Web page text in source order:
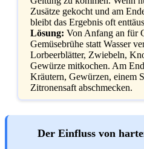
Zusätze gekocht und am
bleibt das Ergebnis oft
Lösung: Von Anfang an für
Gemüsebrühe statt Wasser
Lorbeerblätter, Zwiebeln,
Gewürze mitkochen. Am
Kräutern, Gewürzen, einem
Zitronensaft abschmecken.
Der Einfluss von